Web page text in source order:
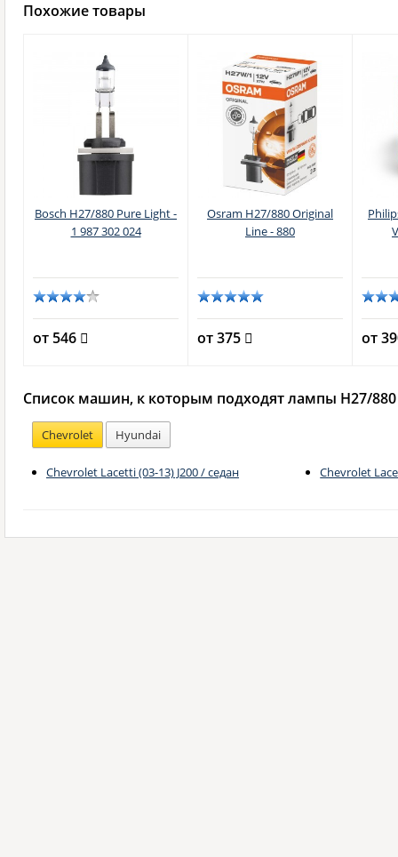
Похожие товары
Bosch H27/880 Pure Light -
1 987 302 024
от 546
Osram H27/880 Original
Line - 880
от 375 от
Список машин, к которым подходят лампы H27/880
Chevrolet Hyundai
Chevrolet Lacetti (03-13) J200 / седан Chevrolet